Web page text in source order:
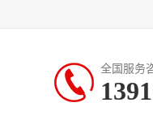
全国服务